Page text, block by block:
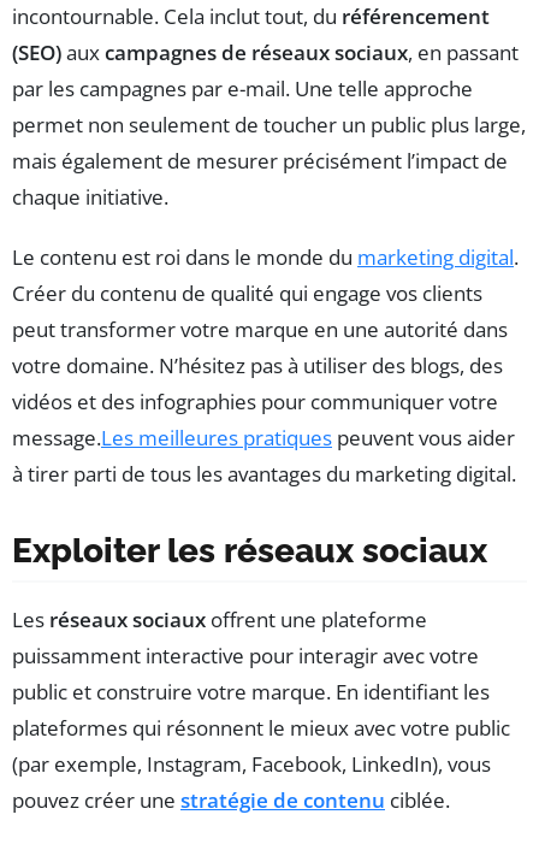
incontournable. Cela inclut tout, du référencement
(SEO)auxcampagnes de réseaux sociaux, en passant
par les campagnes par e-mail. Une telle approche
permet non seulement de toucher un public plus large,
mais également de mesurer précisément l’impact de
chaque initiative.
Le contenu est roi dans le monde du marketing digital.
Créer du contenu de qualité qui engage vos clients
peut transformer votre marque en une autorité dans
votre domaine. N’hésitez pas à utiliser des blogs, des
vidéos et des infographies pour communiquer votre
message.Les meilleures pratiques peuvent vous aider
à tirer parti de tous les avantages du marketing digital.
Exploiter les réseaux sociaux
Les réseaux sociaux offrent une plateforme
puissamment interactive pour interagir avec votre
public et construire votre marque. En identifiant les
plateformes qui résonnent le mieux avec votre public
(par exemple, Instagram, Facebook, LinkedIn), vous
pouvez créer une stratégie de contenu ciblée.